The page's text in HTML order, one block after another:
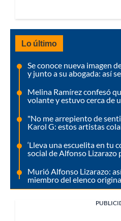
Lo último
Se conoce nueva imagen
y junto a su abogada: así
Melina Ramírez confesó
volante y estuvo cerca de
"No me arrepiento de
Karol G: estos artistas
‘Lleva una escuelita en tu
social de Alfonso Lizarazo
Murió Alfonso Lizarazo:
miembro del elenco